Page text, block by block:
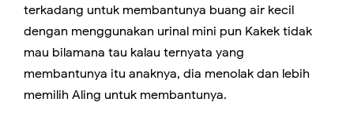
terkadang untuk membantunya buang air kecil
dengan menggunakan urinal mini pun Kakek tidak
mau bilamana tau kalau ternyata yang
membantunya itu anaknya, dia menolak dan lebih
memilih Aling untuk membantunya.